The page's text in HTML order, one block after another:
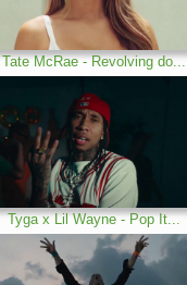
Tate McRae - Revolving do...
Tyga x Lil Wayne - Pop It...